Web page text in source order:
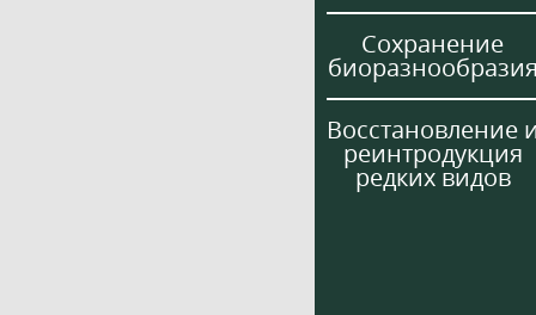
Сохранение
Восстановление
реинтродукция
редких видов